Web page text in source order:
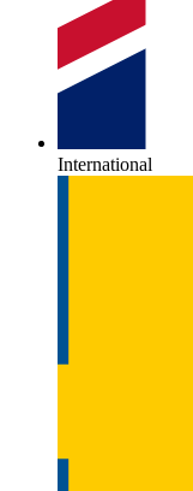
International